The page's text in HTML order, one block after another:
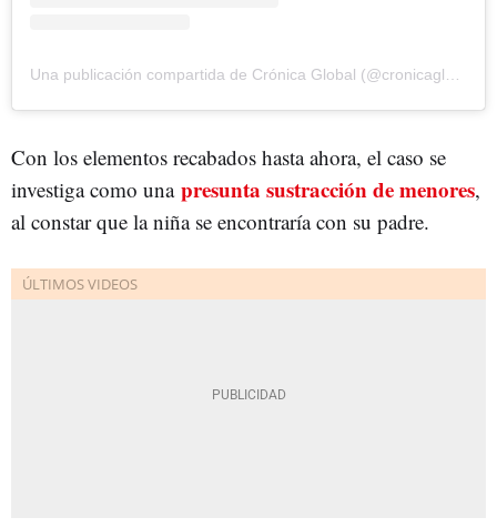
Con los elementos recabados hasta ahora, el caso se
investiga como una presunta sustracción de menores,
al constar que la niña se encontraría con su padre.